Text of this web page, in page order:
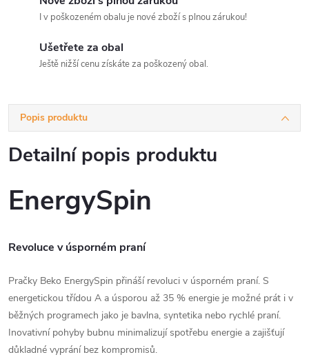
I v poškozeném obalu je nové zboží s plnou zárukou!
Ušetřete za obal
Ještě nižší cenu získáte za poškozený obal.
Popis produktu
Detailní popis produktu
EnergySpin
Revoluce v úsporném praní
Pračky Beko EnergySpin přináší revoluci v úsporném praní. S
energetickou třídou A a úsporou až 35 % energie je možné prát i v
běžných programech jako je bavlna, syntetika nebo rychlé praní.
Inovativní pohyby bubnu minimalizují spotřebu energie a zajišťují
důkladné vyprání bez kompromisů.